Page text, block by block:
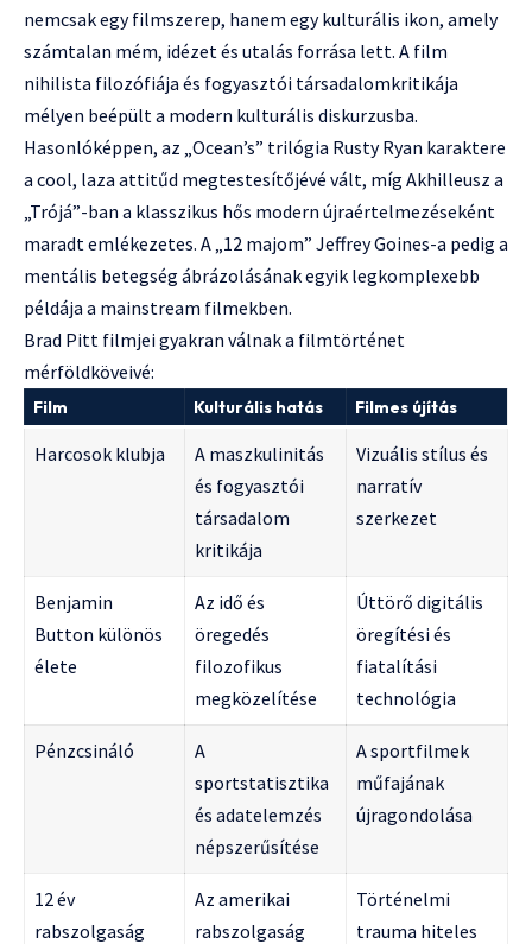
nemcsak egy filmszerep, hanem egy kulturális ikon, amely
számtalan mém, idézet és utalás forrása lett. A film
nihilista filozófiája és fogyasztói társadalomkritikája
mélyen beépült a modern kulturális diskurzusba.
Hasonlóképpen, az „Ocean’s” trilógia Rusty Ryan karaktere
a cool, laza attitűd megtestesítőjévé vált, míg Akhilleusz a
„Trójá”-ban a klasszikus hős modern újraértelmezéseként
maradt emlékezetes. A „12 majom” Jeffrey Goines-a pedig a
mentális betegség ábrázolásának egyik legkomplexebb
példája a mainstream filmekben.
Brad Pitt filmjei gyakran válnak a filmtörténet
mérföldköveivé:
Film Kulturális hatás Filmes újítás
Harcosok klubja
A maszkulinitás
és fogyasztói
társadalom
kritikája
Vizuális stílus és
narratív
szerkezet
Benjamin
Button különös
élete
Az idő és
öregedés
filozofikus
megközelítése
Úttörő digitális
öregítési és
fiatalítási
technológia
Pénzcsináló
A
sportstatisztika
és adatelemzés
népszerűsítése
A sportfilmek
műfajának
újragondolása
12 év
rabszolgaság
Az amerikai
rabszolgaság
Történelmi
trauma hiteles